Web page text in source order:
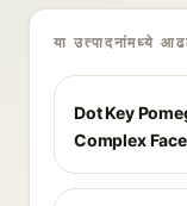
या उत्पादनांमध्ये
Dot Key
Complex